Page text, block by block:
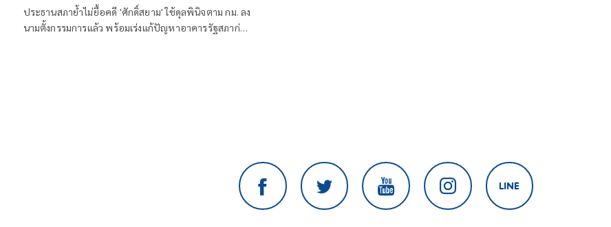
ประธานสภาย้ำไม่ยื้อคดี 'ศักดิ์สยาม' ใช้ดุลพินิจตาม กม. ลง
นามตั้งกรรมการแล้ว พร้อมเร่งแก้ปัญหาอาคารรัฐสภาก่อน